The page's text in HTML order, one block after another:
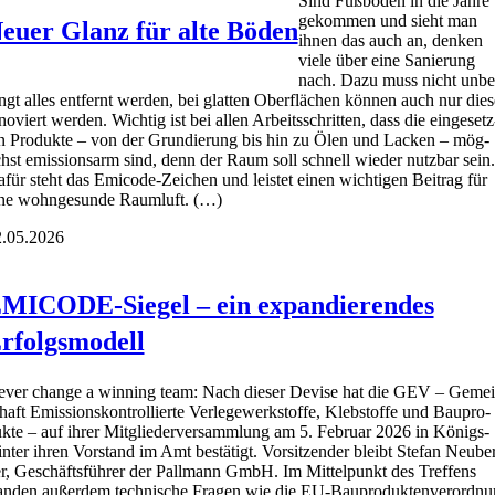
Glanz für alte Bödengekom­men und sieht man
ihnen das auch an, den­ken
vie­le über eine Sanie­rung
nach. Dazu muss nicht
alles ent­fernt wer­den, bei glat­ten Ober­flä­chen kön­nen auch nur
wer­den. Wich­tig ist bei allen Arbeits­schrit­ten, dass die
Pro­duk­te – von der Grun­die­rung bis hin zu Ölen und Lacken – mög­
emis­si­ons­arm sind, denn der Raum soll schnell wie­der nutz­bar sein.
steht das Emi­code-Zei­chen und leis­tet einen wich­ti­gen Bei­trag für
wohn­ge­sun­de Raum­luft. (…)
Siegel – ein expandierendes
chan­ge a win­ning team: Nach die­ser Devi­se hat die GEV –
Emis­si­ons­kon­trol­lier­te Ver­le­ge­werk­stof­fe, Kleb­stof­fe und Bau­pro­
– auf ihrer Mit­glie­der­ver­samm­lung am 5. Febru­ar 2026 in Königs­
ihren Vor­stand im Amt bestä­tigt. Vor­sit­zen­der bleibt Ste­fan
Geschäfts­füh­rer der Pall­mann GmbH. Im Mit­tel­punkt des Tref­fens
außer­dem tech­ni­sche Fra­gen wie die EU-